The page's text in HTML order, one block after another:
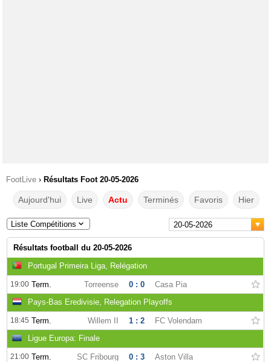
FootLive › Résultats Foot 20-05-2026
Aujourd'hui Live Actu Terminés Favoris Hier
Liste Compétitions 20-05-2026
Résultats football du 20-05-2026
Portugal Primeira Liga, Relégation
19:00 Term. Torreense 0 : 0
Casa Pia
Pays-Bas Eredivisie, Relegation Playoffs
18:45 Term. Willem II 1 : 2
FC Volendam
Ligue Europa: Finale
21:00 Term. SC Fribourg 0 : 3
Aston Villa